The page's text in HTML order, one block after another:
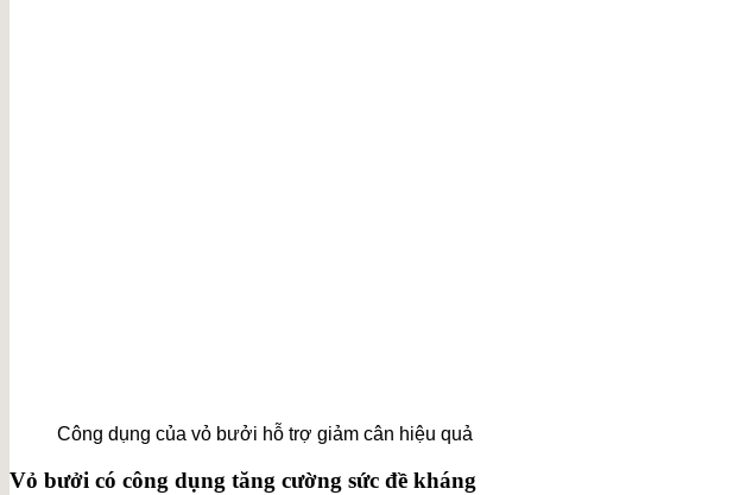
Công dụng của vỏ bưởi hỗ trợ giảm cân hiệu quả
Vỏ bưởi có công dụng tăng cường sức đề kháng